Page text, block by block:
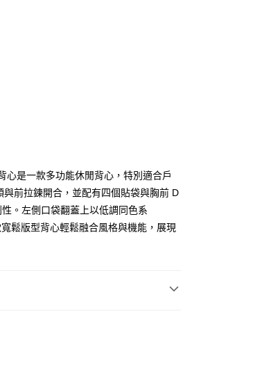
遠東國際商業銀行
星展（台灣）商業銀行
中國信託商業銀行
品之後才付款」的支付方式。 讓您購物簡單
訊認證，即可結帳。
後，再付款。
心是一款多功能休閒背心，特別適合戶
與前拉鍊開合，並配有四個貼袋與胸前 D
。左側口袋翻蓋上以低調同色系
鬆版型背心輕鬆融合風格與機能，展現